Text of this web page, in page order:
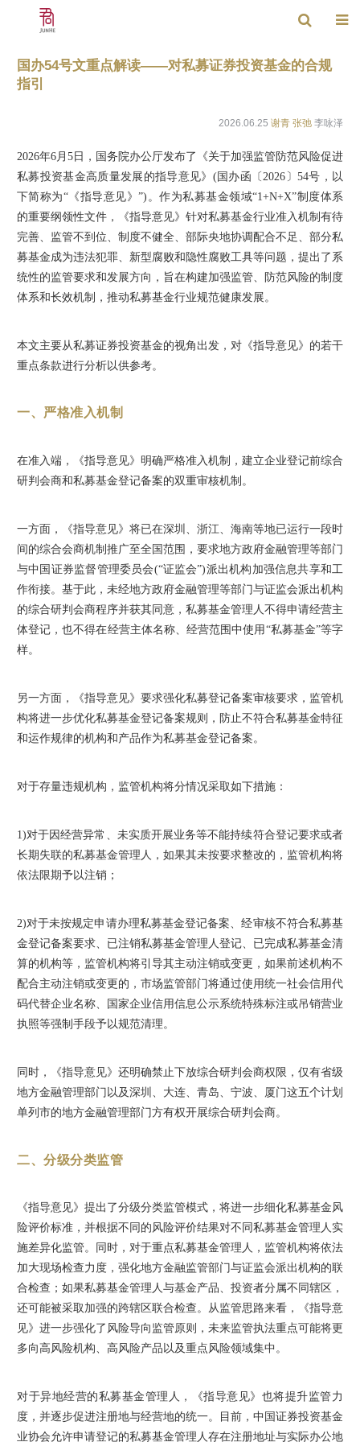
国办54号文重点解读——对私募证券投资基金的合规
指引
2026.06.25 谢青 张弛 李咏泽
2026年6月5日，国务院办公厅发布了《关于加强监管防范风险促进
私募投资基金高质量发展的指导意见》(国办函〔2026〕54号，以
下简称为“《指导意见》”)。作为私募基金领域“1+N+X”制度体系
的重要纲领性文件，《指导意见》针对私募基金行业准入机制有待
完善、监管不到位、制度不健全、部际央地协调配合不足、部分私
募基金成为违法犯罪、新型腐败和隐性腐败工具等问题，提出了系
统性的监管要求和发展方向，旨在构建加强监管、防范风险的制度
体系和长效机制，推动私募基金行业规范健康发展。
本文主要从私募证券投资基金的视角出发，对《指导意见》的若干
重点条款进行分析以供参考。
一、严格准入机制
在准入端，《指导意见》明确严格准入机制，建立企业登记前综合
研判会商和私募基金登记备案的双重审核机制。
一方面，《指导意见》将已在深圳、浙江、海南等地已运行一段时
间的综合会商机制推广至全国范围，要求地方政府金融管理等部门
与中国证券监督管理委员会(“证监会”)派出机构加强信息共享和工
作衔接。基于此，未经地方政府金融管理等部门与证监会派出机构
的综合研判会商程序并获其同意，私募基金管理人不得申请经营主
体登记，也不得在经营主体名称、经营范围中使用“私募基金”等字
样。
另一方面，《指导意见》要求强化私募登记备案审核要求，监管机
构将进一步优化私募基金登记备案规则，防止不符合私募基金特征
和运作规律的机构和产品作为私募基金登记备案。
对于存量违规机构，监管机构将分情况采取如下措施：
1)对于因经营异常、未实质开展业务等不能持续符合登记要求或者
长期失联的私募基金管理人，如果其未按要求整改的，监管机构将
依法限期予以注销；
2)对于未按规定申请办理私募基金登记备案、经审核不符合私募基
金登记备案要求、已注销私募基金管理人登记、已完成私募基金清
算的机构等，监管机构将引导其主动注销或变更，如果前述机构不
配合主动注销或变更的，市场监管部门将通过使用统一社会信用代
码代替企业名称、国家企业信用信息公示系统特殊标注或吊销营业
执照等强制手段予以规范清理。
同时，《指导意见》还明确禁止下放综合研判会商权限，仅有省级
地方金融管理部门以及深圳、大连、青岛、宁波、厦门这五个计划
单列市的地方金融管理部门方有权开展综合研判会商。
二、分级分类监管
《指导意见》提出了分级分类监管模式，将进一步细化私募基金风
险评价标准，并根据不同的风险评价结果对不同私募基金管理人实
施差异化监管。同时，对于重点私募基金管理人，监管机构将依法
加大现场检查力度，强化地方金融监管部门与证监会派出机构的联
合检查；如果私募基金管理人与基金产品、投资者分属不同辖区，
还可能被采取加强的跨辖区联合检查。从监管思路来看，《指导意
见》进一步强化了风险导向监管原则，未来监管执法重点可能将更
多向高风险机构、高风险产品以及重点风险领域集中。
对于异地经营的私募基金管理人，《指导意见》也将提升监管力
度，并逐步促进注册地与经营地的统一。目前，中国证券投资基金
业协会允许申请登记的私募基金管理人存在注册地址与实际办公地